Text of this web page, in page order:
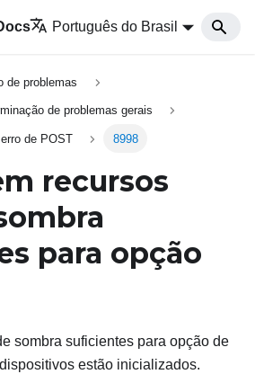
Português do Brasil
de problemas
de problemas gerais
de POST 8998
recursos
para opção
sombra suficientes para opção de
estão inicializados.